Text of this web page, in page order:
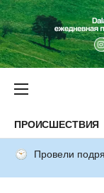
ПРОИСШЕСТВИЯ
Провели